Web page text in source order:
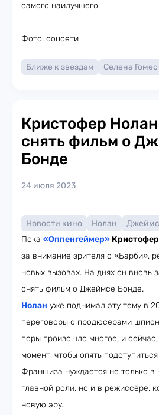
самого наилучшего!
Фото: соцсети
Ближе к звездам Селена Гомес
Кристофер
снять фильм о
Бонде
24 июля 2023
Новости кино Нолан
Пока «Оппенгеймер»
за внимание зрителя с «Барби»,
новых вызовах. На днях он вновь
снять фильм о Джеймсе Бонде.
Нолан уже поднимал эту тему в
переговоры с продюсерами
поры произошло многое, и
момент, чтобы опять
Франшиза нуждается не только в
главной роли, но и в режиссёре,
новую эру.